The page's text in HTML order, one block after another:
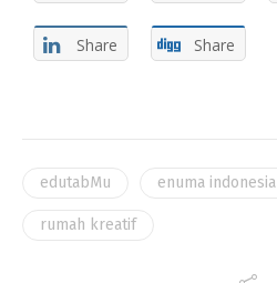
Share Share
edutabMu enuma indonesia
rumah kreatif